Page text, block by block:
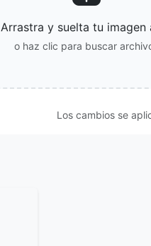
Arrastra y suelta tu imagen
o haz clic para buscar
Los cambios se